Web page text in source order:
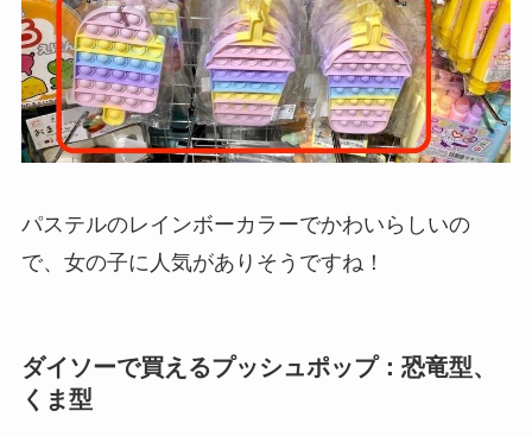
パステルのレインボーカラーでかわいらしいの
で、女の子に人気がありそうですね！
ダイソーで買えるプッシュポップ：恐竜型、
くま型